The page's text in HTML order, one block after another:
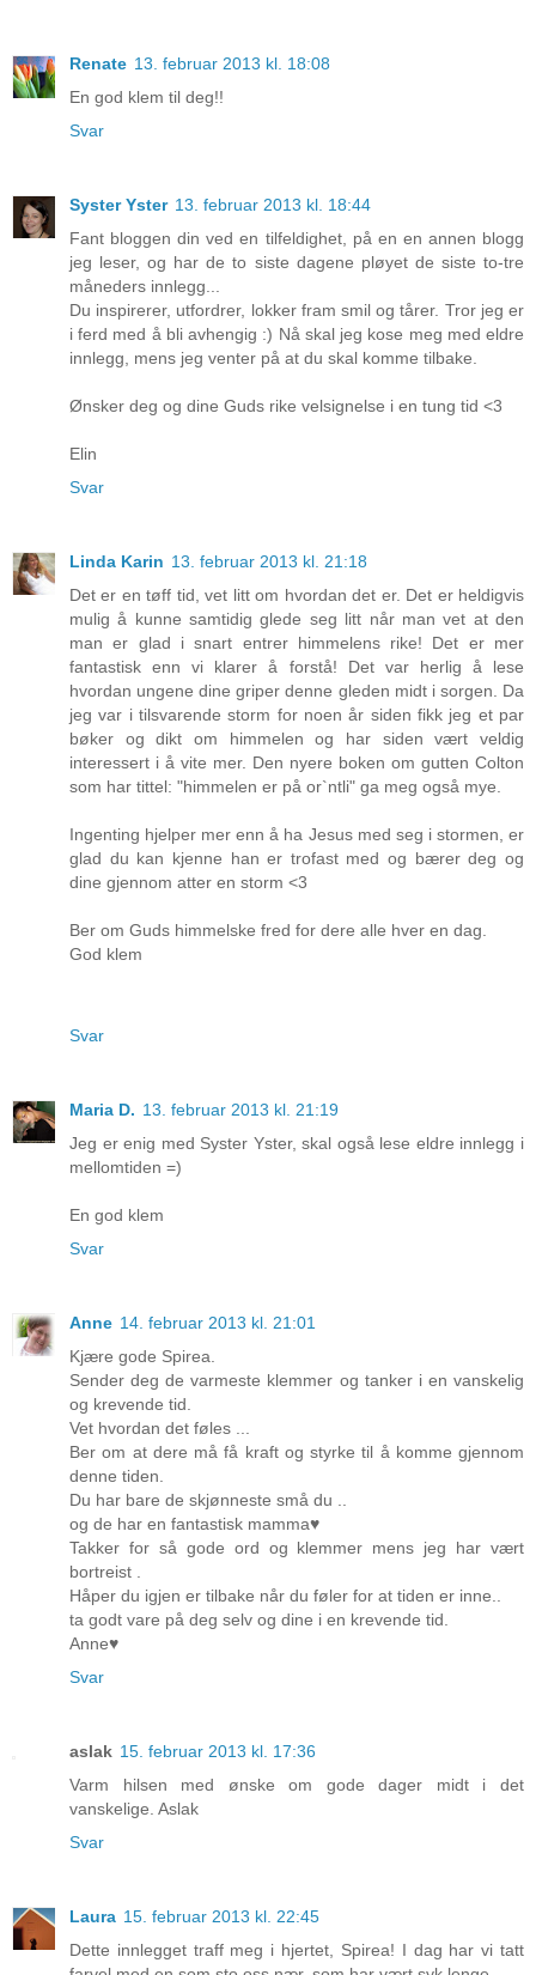
Renate 13. februar 2013 kl. 18:08
En god klem til deg!!
Svar
Syster Yster 13. februar 2013 kl. 18:44
Fant bloggen din ved en tilfeldighet, på en en annen blogg
jeg leser, og har de to siste dagene pløyet de siste to-tre
måneders innlegg...
Du inspirerer, utfordrer, lokker fram smil og tårer. Tror jeg er
i ferd med å bli avhengig :) Nå skal jeg kose meg med eldre
innlegg, mens jeg venter på at du skal komme tilbake.
Ønsker deg og dine Guds rike velsignelse i en tung tid <3
Elin
Svar
Linda Karin 13. februar 2013 kl. 21:18
Det er en tøff tid, vet litt om hvordan det er. Det er heldigvis
mulig å kunne samtidig glede seg litt når man vet at den
man er glad i snart entrer himmelens rike! Det er mer
fantastisk enn vi klarer å forstå! Det var herlig å lese
hvordan ungene dine griper denne gleden midt i sorgen. Da
jeg var i tilsvarende storm for noen år siden fikk jeg et par
bøker og dikt om himmelen og har siden vært veldig
interessert i å vite mer. Den nyere boken om gutten Colton
som har tittel: "himmelen er på or`ntli" ga meg også mye.
Ingenting hjelper mer enn å ha Jesus med seg i stormen, er
glad du kan kjenne han er trofast med og bærer deg og
dine gjennom atter en storm <3
Ber om Guds himmelske fred for dere alle hver en dag.
God klem
Svar
Maria D. 13. februar 2013 kl. 21:19
Jeg er enig med Syster Yster, skal også lese eldre innlegg i
mellomtiden =)
En god klem
Svar
Anne 14. februar 2013 kl. 21:01
Kjære gode Spirea.
Sender deg de varmeste klemmer og tanker i en vanskelig
og krevende tid.
Vet hvordan det føles ...
Ber om at dere må få kraft og styrke til å komme gjennom
denne tiden.
Du har bare de skjønneste små du ..
og de har en fantastisk mamma♥
Takker for så gode ord og klemmer mens jeg har vært
bortreist .
Håper du igjen er tilbake når du føler for at tiden er inne..
ta godt vare på deg selv og dine i en krevende tid.
Anne♥
Svar
aslak 15. februar 2013 kl. 17:36
Varm hilsen med ønske om gode dager midt i det
vanskelige. Aslak
Svar
Laura 15. februar 2013 kl. 22:45
Dette innlegget traff meg i hjertet, Spirea! I dag har vi tatt